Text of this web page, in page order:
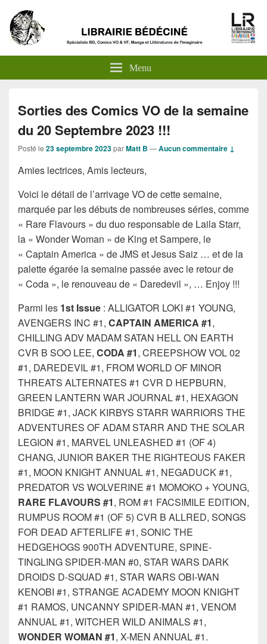
Menu
Sorties des Comics VO de la semaine
du 20 Septembre 2023 !!!
Posté le 23 septembre 2023parMatt B —Aucun commentaire ↓
Amies lectrices, Amis lecteurs,
Voici le détail de l’arrivage VO de cette semaine,
marquée par les débuts de nombreuses séries, comme
« Rare Flavours » du duo responsable de Laila Starr,
la « Wonder Woman » de King et Sampere, le
« Captain America » de JMS et Jesus Saiz … et de la
palette égarée la semaine passée avec le retour de
« Coda », le renouveau de « Daredevil », … Enjoy !!!
Parmi les 1st Issue : ALLIGATOR LOKI #1 YOUNG,
AVENGERS INC #1, CAPTAIN AMERICA #1,
CHILLING ADV MADAM SATAN HELL ON EARTH
CVR B SOO LEE, CODA #1, CREEPSHOW VOL 02
#1, DAREDEVIL #1, FROM WORLD OF MINOR
THREATS ALTERNATES #1 CVR D HEPBURN,
GREEN LANTERN WAR JOURNAL #1, HEXAGON
BRIDGE #1, JACK KIRBYS STARR WARRIORS THE
ADVENTURES OF ADAM STARR AND THE SOLAR
LEGION #1, MARVEL UNLEASHED #1 (OF 4)
CHANG, JUNIOR BAKER THE RIGHTEOUS FAKER
#1, MOON KNIGHT ANNUAL #1, NEGADUCK #1,
PREDATOR VS WOLVERINE #1 MOMOKO + YOUNG,
RARE FLAVOURS #1, ROM #1 FACSIMILE EDITION,
RUMPUS ROOM #1 (OF 5) CVR B ALLRED, SONGS
FOR DEAD AFTERLIFE #1, SONIC THE
HEDGEHOGS 900TH ADVENTURE, SPINE-
TINGLING SPIDER-MAN #0, STAR WARS DARK
DROIDS D-SQUAD #1, STAR WARS OBI-WAN
KENOBI #1, STRANGE ACADEMY MOON KNIGHT
#1 RAMOS, UNCANNY SPIDER-MAN #1, VENOM
ANNUAL #1, WITCHER WILD ANIMALS #1,
WONDER WOMAN #1, X-MEN ANNUAL #1.